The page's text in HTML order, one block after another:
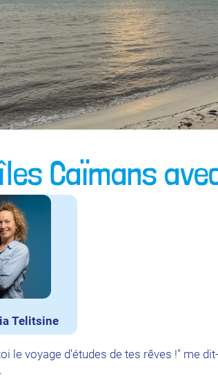
Caïmans
Telitsine
le voyage d'études de tes rêves !" me